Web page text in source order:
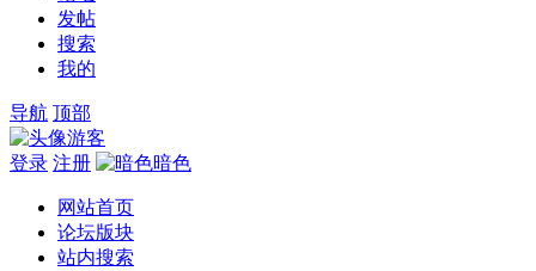
发帖
搜索
我的
导航 顶部
游客
登录 注册 暗色
网站首页
论坛版块
站内搜索